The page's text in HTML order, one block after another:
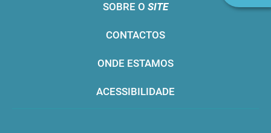
SOBRE O SITE
CONTACTOS
ONDE ESTAMOS
ACESSIBILIDADE